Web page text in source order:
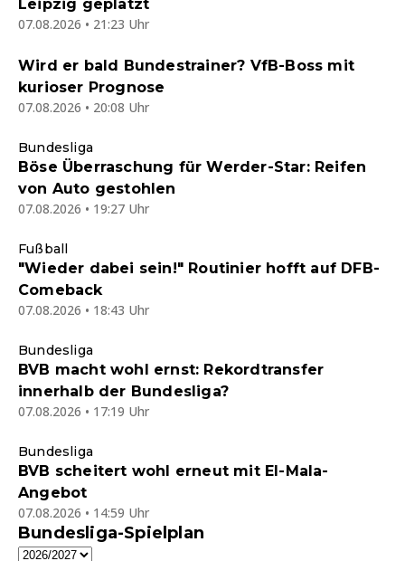
Leipzig geplatzt
07.08.2026 • 21:23 Uhr
Wird er bald Bundestrainer? VfB-Boss mit
kurioser Prognose
07.08.2026 • 20:08 Uhr
Bundesliga
Böse Überraschung für Werder-Star: Reifen
von Auto gestohlen
07.08.2026 • 19:27 Uhr
Fußball
"Wieder dabei sein!" Routinier hofft auf DFB-
Comeback
07.08.2026 • 18:43 Uhr
Bundesliga
BVB macht wohl ernst: Rekordtransfer
innerhalb der Bundesliga?
07.08.2026 • 17:19 Uhr
Bundesliga
BVB scheitert wohl erneut mit El-Mala-
Angebot
07.08.2026 • 14:59 Uhr
Bundesliga-Spielplan